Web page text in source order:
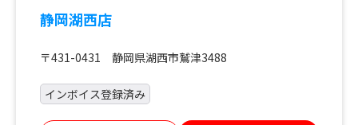
静岡湖西店
〒431-0431 静岡県湖西市鷲津3488
インボイス登録済み